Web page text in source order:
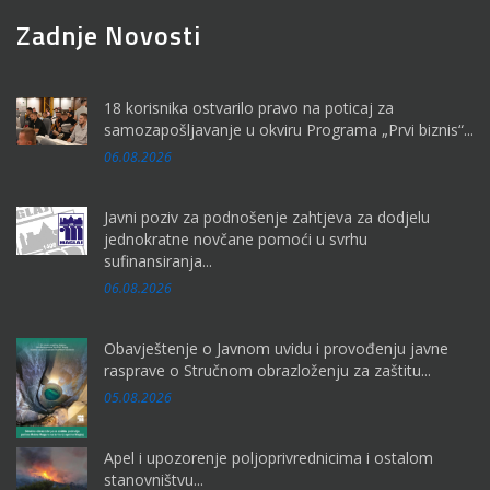
Zadnje Novosti
18 korisnika ostvarilo pravo na poticaj za
samozapošljavanje u okviru Programa „Prvi biznis“...
06.08.2026
Javni poziv za podnošenje zahtjeva za dodjelu
jednokratne novčane pomoći u svrhu
sufinansiranja...
06.08.2026
Obavještenje o Javnom uvidu i provođenju javne
rasprave o Stručnom obrazloženju za zaštitu...
05.08.2026
Apel i upozorenje poljoprivrednicima i ostalom
stanovništvu...